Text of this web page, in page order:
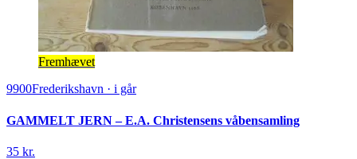
Fremhævet
9900Frederikshavn · i går
GAMMELT JERN – E.A. Christensens våbensamling
35 kr.